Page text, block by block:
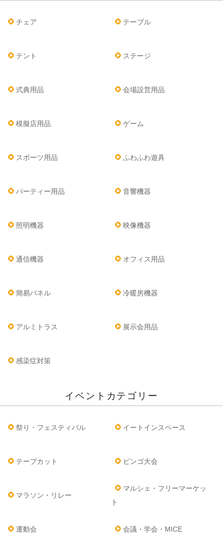
チェア テーブル
テント ステージ
式典用品 会場設営用品
模擬店用品 ゲーム
スポーツ用品 ふわふわ遊具
パーティー用品 音響機器
照明機器 映像機器
通信機器 オフィス用品
簡易パネル 冷暖房機器
アルミトラス 展示会用品
感染症対策
イベントカテゴリー
祭り・フェスティバル イートインスペース
テープカット ビンゴ大会
マラソン・リレー
マルシェ・フリーマーケッ
ト
運動会 会議・学会・MICE